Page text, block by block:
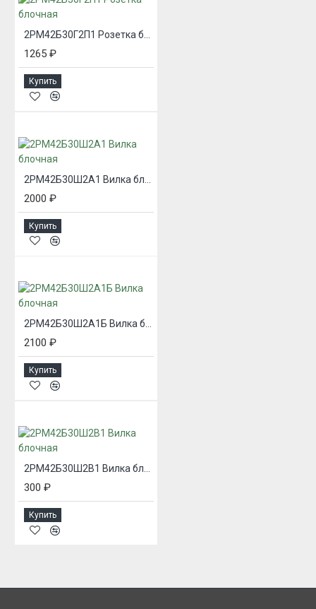
1265 ₽
Купить
2000 ₽
Купить
2РМ42Б30Ш2А1Б Вилка блочная
2100 ₽
Купить
2РМ42Б30Ш2В1 Вилка блочная
300 ₽
Купить